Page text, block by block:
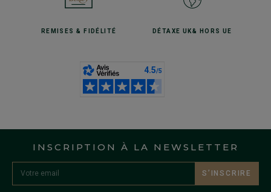
REMISES& FIDÉLITÉ DÉTAXE UK& HORS UE
INSCRIPTION À LA NEWSLETTER
S’INSCRIRE